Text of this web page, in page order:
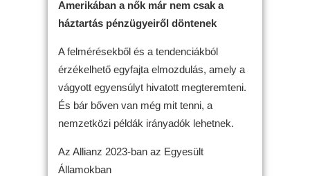
Amerikában a nők már nem csak a
háztartás pénzügyeiről döntenek
A felmérésekből és a tendenciákból
érzékelhető egyfajta elmozdulás, amely a
vágyott egyensúlyt hivatott megteremteni.
És bár bőven van még mit tenni, a
nemzetközi példák irányadók lehetnek.
Az Allianz 2023-ban az Egyesült
Államokban